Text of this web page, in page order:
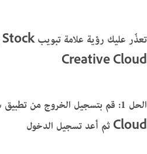
Creative Cloud
Cloud ثم أعد تسجيل الدخول